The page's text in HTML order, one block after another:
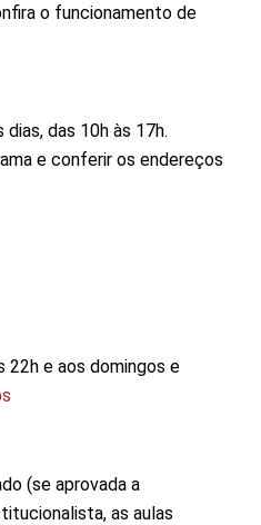
o funcionamento de
das 10h às 17h.
e conferir os endereços
22h e aos domingos e
(se aprovada a
as aulas